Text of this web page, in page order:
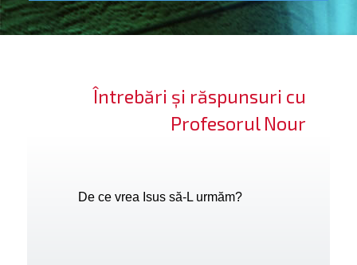
te
Întrebări și răspunsuri cu
Profesorul Nour
De ce vrea Isus să-L urmăm?